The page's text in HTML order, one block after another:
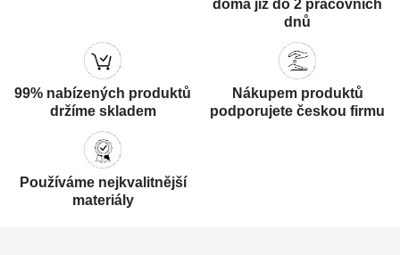
doma již do 2 pracovních
dnů
99% nabízených produktů
držíme skladem
Nákupem produktů
podporujete českou firmu
Používáme nejkvalitnější
materiály